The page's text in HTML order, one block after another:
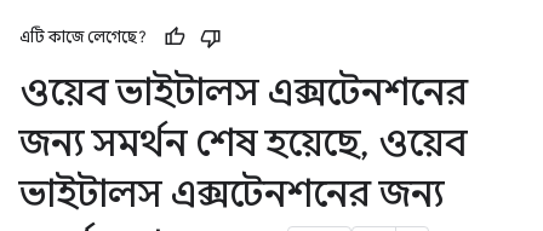
এটি কাজে লেগেছে?
ওয়েব ভাইটালস এক্সটেনশনের
জন্য সমর্থন শেষ হয়েছে, ওয়েব
ভাইটালস এক্সটেনশনের জন্য